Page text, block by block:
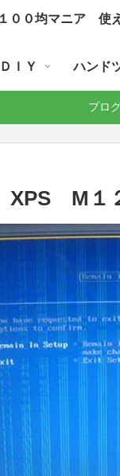
１００均マニア 使
ＤＩＹ ハンド
プロ
M１